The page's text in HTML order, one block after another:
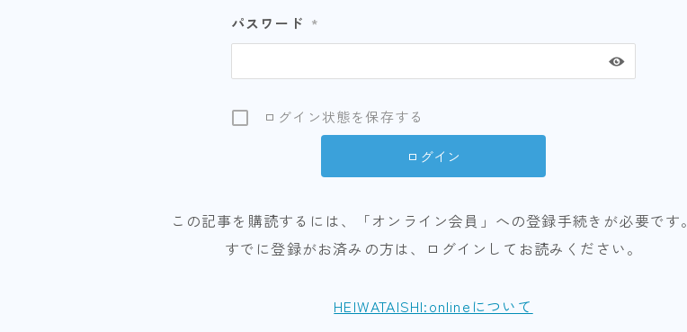
パスワード *
ログイン状態を保存する
この記事を購読するには、「オンライン会員」への登録手続きが必要です。
すでに登録がお済みの方は、ログインしてお読みください。
HEIWATAISHI:onlineについて